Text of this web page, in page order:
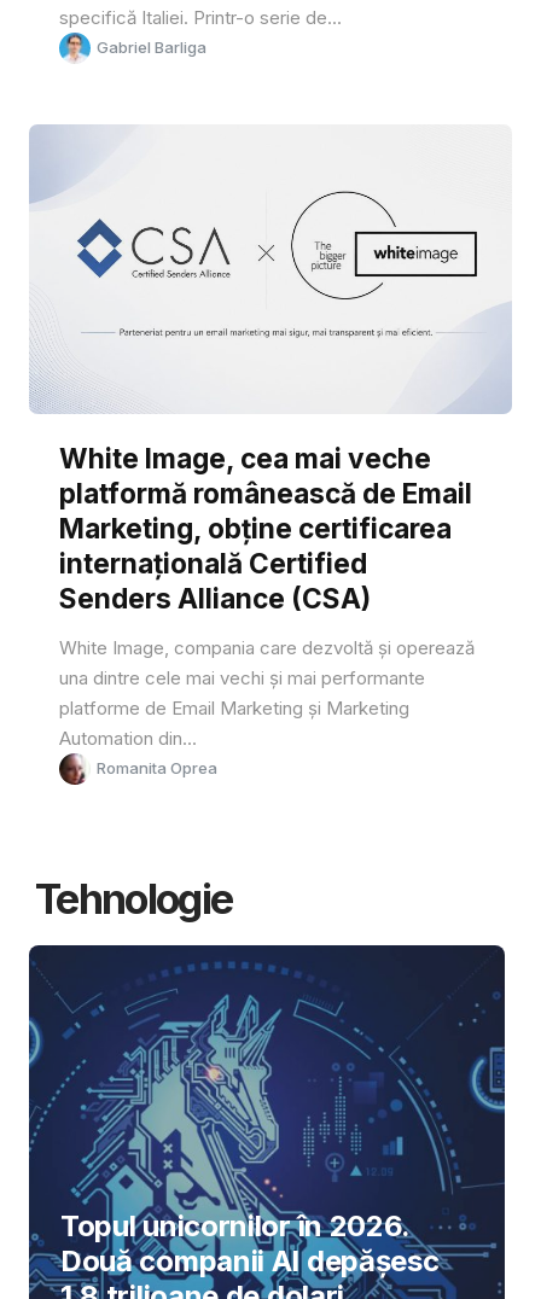
specifică Italiei. Printr-o serie de...
Gabriel Barliga
White Image, cea mai veche
platformă românească de Email
Marketing, obține certificarea
internațională Certified
Senders Alliance (CSA)
White Image, compania care dezvoltă și operează
una dintre cele mai vechi și mai performante
platforme de Email Marketing și Marketing
Automation din...
Romanita Oprea
Tehnologie
Topul unicornilor în 2026.
Două companii AI depășesc